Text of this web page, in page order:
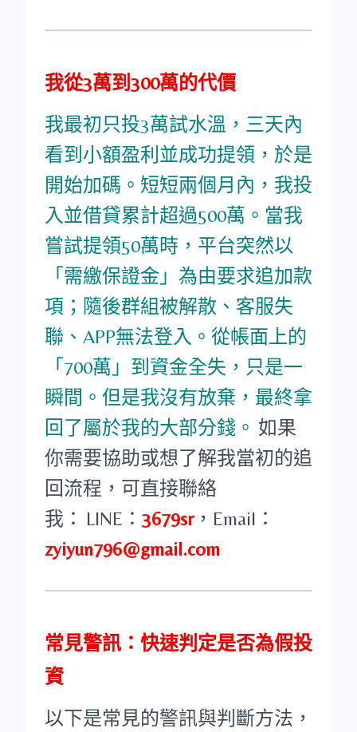
我從3萬到300萬的代價
我最初只投3萬試水溫，三天內
看到小額盈利並成功提領，於是
開始加碼。短短兩個月內，我投
入並借貸累計超過500萬。當我
嘗試提領50萬時，平台突然以
「需繳保證金」為由要求追加款
項；隨後群組被解散、客服失
聯、APP無法登入。從帳面上的
「700萬」到資金全失，只是一
瞬間。但是我沒有放棄，最終拿
回了屬於我的大部分錢。 如果
你需要協助或想了解我當初的追
回流程，可直接聯絡
我： LINE： 3679sr， Email：
zyiyun796@gmail.com
常見警訊：快速判定是否為假投
資
以下是常見的警訊與判斷方法，